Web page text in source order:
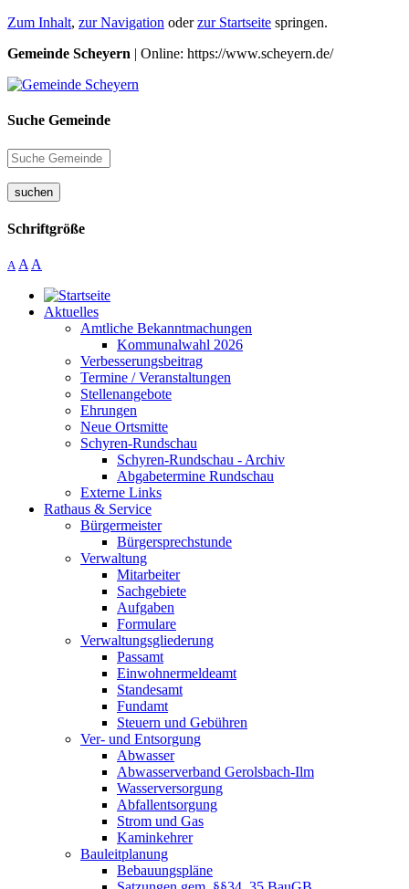
Zum Inhalt, zur Navigation oderzur Startseite springen.
Gemeinde Scheyern | Online: https://www.scheyern.de/
Suche Gemeinde
suchen
Schriftgröße
A A A
Aktuelles
Amtliche Bekanntmachungen
Kommunalwahl 2026
Verbesserungsbeitrag
Termine / Veranstaltungen
Stellenangebote
Ehrungen
Neue Ortsmitte
Schyren-Rundschau
Schyren-Rundschau - Archiv
Abgabetermine Rundschau
Externe Links
Rathaus & Service
Bürgermeister
Bürgersprechstunde
Verwaltung
Mitarbeiter
Sachgebiete
Aufgaben
Formulare
Verwaltungsgliederung
Passamt
Einwohnermeldeamt
Standesamt
Fundamt
Steuern und Gebühren
Ver- und Entsorgung
Abwasser
Abwasserverband Gerolsbach-Ilm
Wasserversorgung
Abfallentsorgung
Strom und Gas
Kaminkehrer
Bauleitplanung
Bebauungspläne